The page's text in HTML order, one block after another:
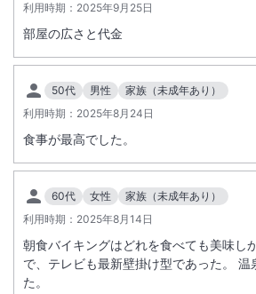
利用時期： 2025年9月25日
部屋の広さと代金
50代 男性
家族（未成年あり）
利用時期： 2025年8月24日
食事が最高でした。
60代 女性
家族（未成年あり）
利用時期： 2025年8月14日
朝食バイキングはどれを食べても美味し
で、テレビも最新壁掛け型であった。 温
た。